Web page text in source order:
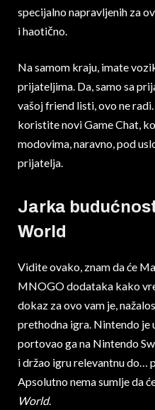
specijalno napravljenih za
i haotično.
Na samom kraju, imate
prijateljima. Da, samo sa
vašoj friend listi, ovo ne
koristite novi Game Chat,
modovima, naravno, pod
prijatelja.
Jarka
World
Vidite ovako, znam da će
MNOGO dodataka kako
dokaz za ovo vam je,
prethodna igra. Nintendo je
portovao ga na Nintendo
i držao igru relevantnu do…
Apsolutno nema sumlje da
World.